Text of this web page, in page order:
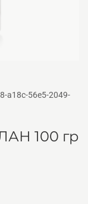
a18c-56e5-2049-
100 гр